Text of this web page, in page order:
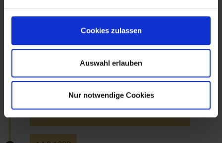
Cookies zulassen
Auswahl erlauben
Nur notwendige Cookies
1321
Friedrich d. Schönen
1321
Verleihung des Stadtrechts an Weitra